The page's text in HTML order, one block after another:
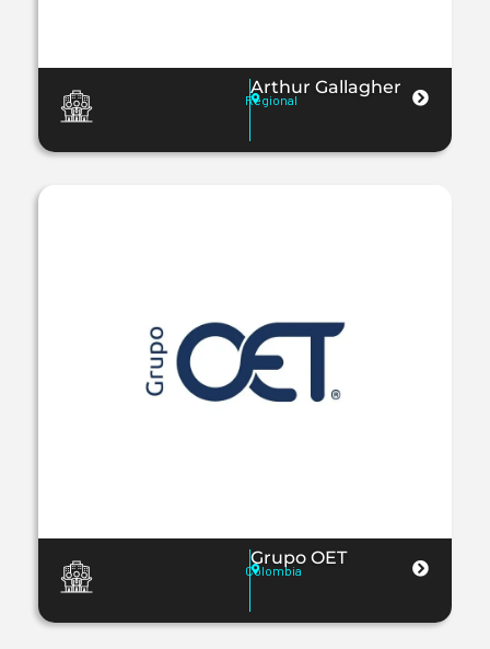
Arthur Gallagher
Regional
Grupo OET
Colombia